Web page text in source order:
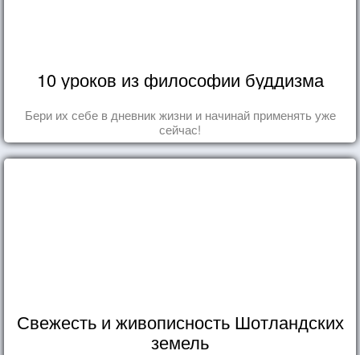
10 уроков из философии буддизма
Бери их себе в дневник жизни и начинай применять уже
сейчас!
Свежесть и живописность Шотландских
земель